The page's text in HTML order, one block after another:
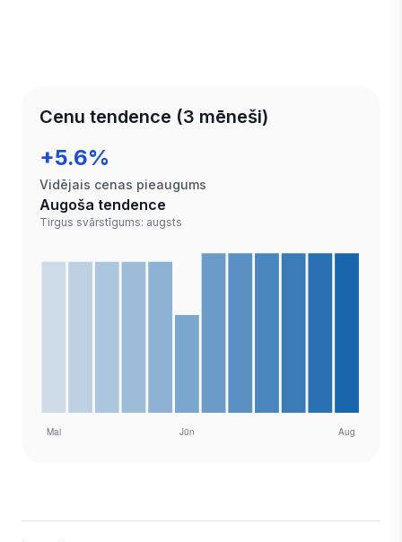
Cenu tendence (3 mēneši)
+5.6%
Vidējais cenas pieaugums
Augoša tendence
Tirgus svārstīgums: augsts